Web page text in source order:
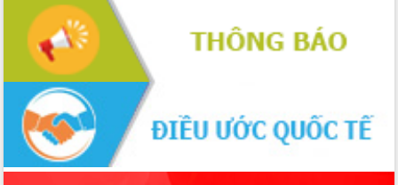
Khởi động Dự án Đầu tư xây dựng hạ
tầng kỹ thuật Cụm công nghiệp Tân
Tiến
Gặp mặt các cơ quan báo chí nhân Kỷ
niệm 101 năm Ngày Báo chí Cách
mạng Việt Nam
Đắk Lắk sơ kết 4 năm triển khai thực
hiện Đề án 06 của Chính phủ
Họp báo thông tin về Hội nghị Công bố